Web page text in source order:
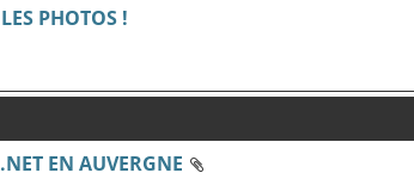
PHOTOS !
EN AUVERGNE